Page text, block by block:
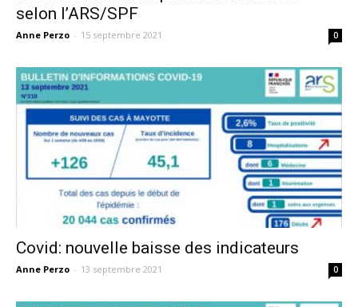
selon l’ARS/SPF
Anne Perzo - 15 septembre 2021 0
Covid: nouvelle baisse des indicateurs
Anne Perzo - 13 septembre 2021 0